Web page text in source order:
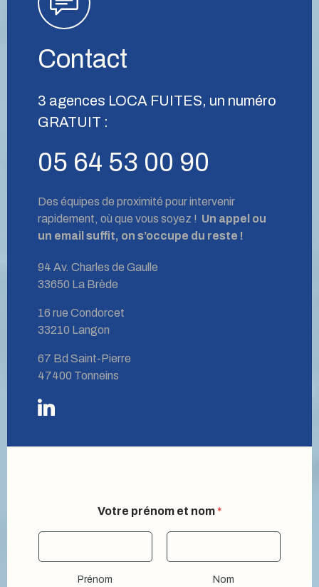
Contact
3 agences LOCA FUITES, un numéro
GRATUIT :
05 64 53 00 90
Des équipes de proximité pour intervenir
rapidement, où que vous soyez ! Un appel ou
un email suffit, on s’occupe du reste !
94 Av. Charles de Gaulle
33650 La Brède
16 rue Condorcet
33210 Langon
67 Bd Saint-Pierre
47400 Tonneins
Votre prénom et nom *
Prénom Nom